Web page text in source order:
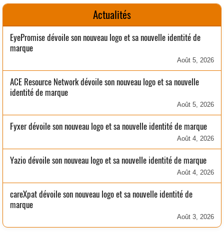
Actualités
EyePromise dévoile son nouveau logo et sa nouvelle identité de
marque
Août 5, 2026
ACE Resource Network dévoile son nouveau logo et sa nouvelle
identité de marque
Août 5, 2026
Fyxer dévoile son nouveau logo et sa nouvelle identité de marque
Août 4, 2026
Yazio dévoile son nouveau logo et sa nouvelle identité de marque
Août 4, 2026
careXpat dévoile son nouveau logo et sa nouvelle identité de
marque
Août 3, 2026